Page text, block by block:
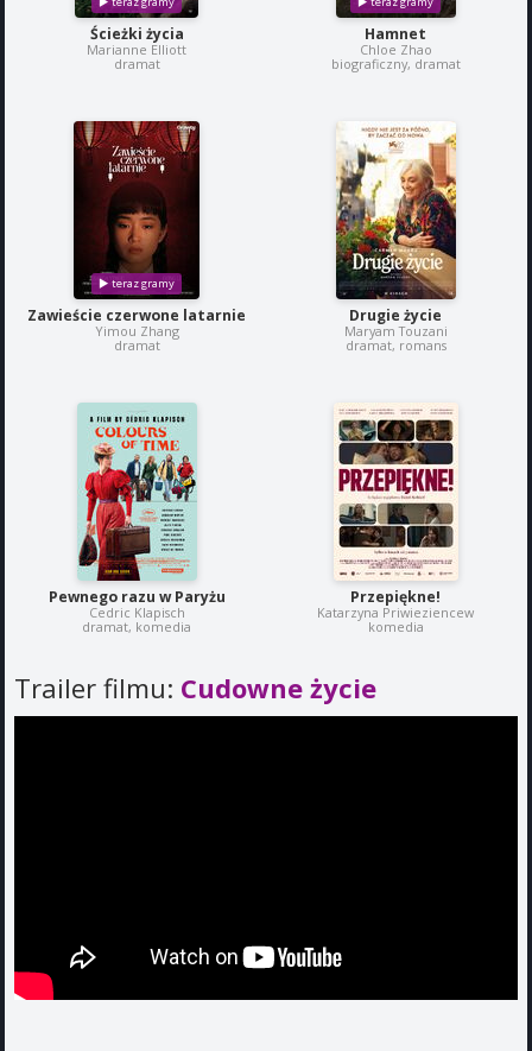
Ścieżki życia
Marianne Elliott
dramat
Hamnet
Chloe Zhao
biograficzny, dramat
Zawieście czerwone latarnie
Yimou Zhang
dramat
Drugie życie
Maryam Touzani
dramat, romans
Pewnego razu w Paryżu
Cedric Klapisch
dramat, komedia
Przepiękne!
Katarzyna Priwieziencew
komedia
Trailer filmu: Cudowne życie